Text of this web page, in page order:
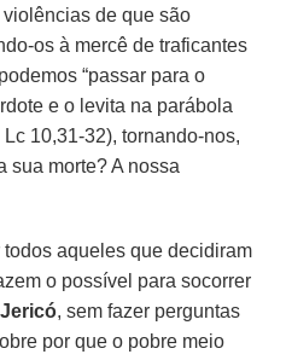
de que são
os à mercê de traficantes
“passar para o
e o levita na parábola
Lc 10,31-32), tornando-nos,
sua morte? A nossa
aqueles que decidiram
o possível para socorrer
, sem fazer perguntas
por que o pobre meio